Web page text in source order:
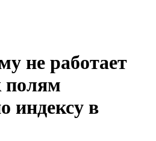
не работает
полям
индексу в